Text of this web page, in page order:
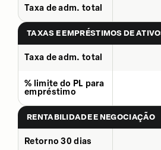
Taxa de adm. total
TAXAS E EMPRÉSTIMOS DE
Taxa de adm. total
% limite do PL para
empréstimo
RENTABILIDADE E NEGOCIAÇÃO
Retorno 30 dias